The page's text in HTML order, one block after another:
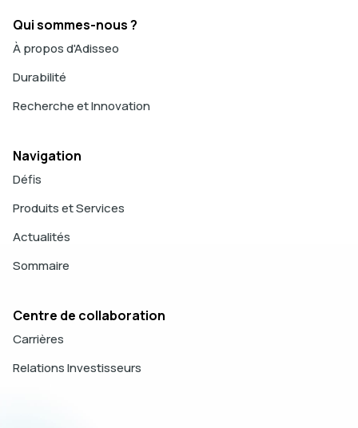
Qui sommes-nous ?
À propos d'Adisseo
Durabilité
Recherche et Innovation
Navigation
Défis
Produits et Services
Actualités
Sommaire
Centre de collaboration
Carrières
Relations Investisseurs